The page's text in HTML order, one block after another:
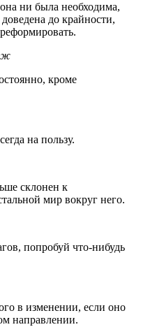
ни была необходима,
до крайности,
кроме
на пользу.
склонен к
мир вокруг него.
попробуй что-нибудь
в изменении, если оно
направлении.